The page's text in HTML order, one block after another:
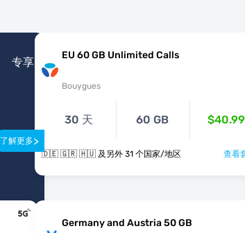
专享
了解更多>
EU 60 GB Unlimited Calls
Bouygues
30 天 60 GB $40.99
🇩🇪 🇬🇷 🇭🇺 及另外 31 个国家/地区 查看
Germany and Austria 50 GB